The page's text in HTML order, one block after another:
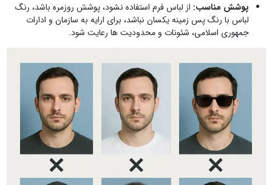
پوشش مناسب: از لباس فرم استفاده نشود، پوشش روزمره باشد، رنگ
لباس با رنگ پس زمینه یکسان نباشد، برای ارایه به سازمان و ادارات
جمهوری اسلامی، شئونات و محدودیت ها رعایت شود.